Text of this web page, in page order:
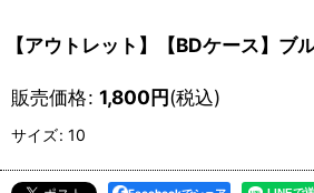
【アウトレット】【BDケース】
販売価格: 1,800円(税込)
サイズ: 10